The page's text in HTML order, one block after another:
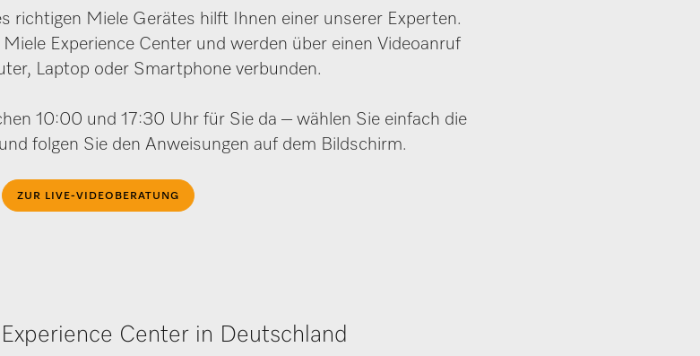
richtigen Miele Gerätes hilft Ihnen einer unserer Experten.
Experience Center und werden über einen Videoanruf
Laptop oder Smartphone verbunden.
10:00 und 17:30 Uhr für Sie da – wählen Sie einfach die
folgen Sie den Anweisungen auf dem Bildschirm.
ZUR LIVE-VIDEOBERATUNG
Center in Deutschland